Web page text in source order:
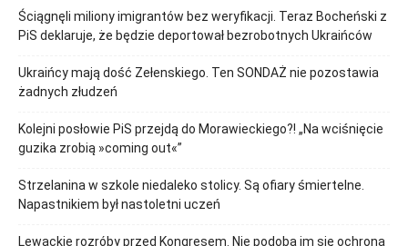
Ściągnęli miliony imigrantów bez weryfikacji. Teraz Bocheński z
PiS deklaruje, że będzie deportował bezrobotnych Ukraińców
Ukraińcy mają dość Zełenskiego. Ten SONDAŻ nie pozostawia
żadnych złudzeń
Kolejni posłowie PiS przejdą do Morawieckiego?! „Na wciśnięcie
guzika zrobią »coming out«”
Strzelanina w szkole niedaleko stolicy. Są ofiary śmiertelne.
Napastnikiem był nastoletni uczeń
Lewackie rozróby przed Kongresem. Nie podoba im się ochrona